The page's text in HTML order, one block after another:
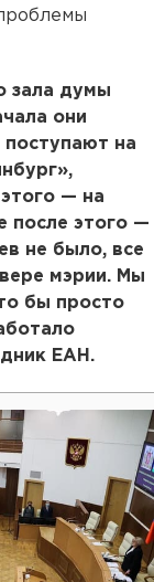
зала думы
они
поступают на
— на
после этого —
не было, все
мэрии. Мы
бы просто
ЕАН.